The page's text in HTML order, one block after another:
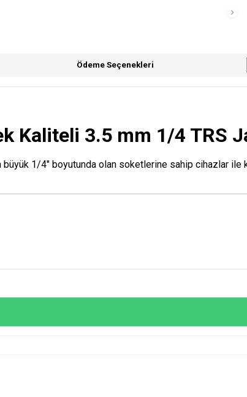
Ödeme Seçenekleri
Kaliteli 3.5 mm 1/4 TRS
büyük 1/4" boyutunda olan soketlerine sahip cihazlar ile